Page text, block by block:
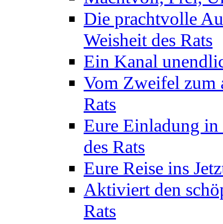
Die prachtvolle
Weisheit des Rats
Ein Kanal
Vom Zweifel zum
Rats
Eure Einladung
des Rats
Eure Reise ins
Aktiviert den
Rats